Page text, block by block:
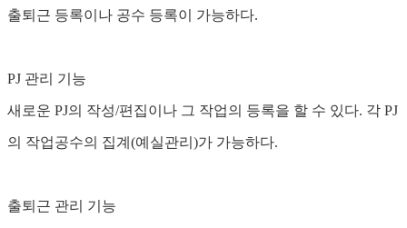
출퇴근 등록이나 공수 등록이 가능하다.
PJ 관리 기능
새로운 PJ의 작성/편집이나 그 작업의 등록을 할 수 있다. 각 PJ
의 작업공수의 집계(예실관리)가 가능하다.
출퇴근 관리 기능